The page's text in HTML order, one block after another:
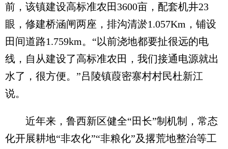
前，该镇建设高标准农田3600亩，配套机井23
眼，修建桥涵闸两座，排沟清淤1.057Km，铺设
田间道路1.759km。“以前浇地都要扯很远的电
线，自从建设了高标准农田，我们接通电源就出
水了，很方便。”吕陵镇葭密寨村村民杜新江
说。
近年来，鲁西新区健全“田长”制机制，常态
化开展耕地“非农化”“非粮化”及撂荒地整治等工